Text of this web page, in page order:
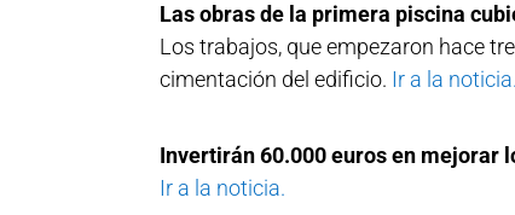
Las obras de la primera piscina
Los trabajos, que empezaron hace
cimentación del edificio. Ir a la noticia.
Invertirán 60.000 euros en mejorar
Ir a la noticia.